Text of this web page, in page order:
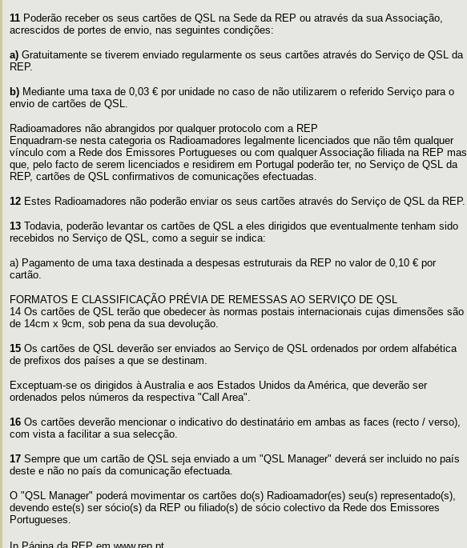
11 Poderão receber os seus cartões de QSL na Sede da REP ou através da sua Associação,
acrescidos de portes de envio, nas seguintes condições:
a) Gratuitamente se tiverem enviado regularmente os seus cartões através do Serviço de QSL da
REP.
b) Mediante uma taxa de 0,03 € por unidade no caso de não utilizarem o referido Serviço para o
envio de cartões de QSL.
Radioamadores não abrangidos por qualquer protocolo com a REP
Enquadram-se nesta categoria os Radioamadores legalmente licenciados que não têm qualquer
vínculo com a Rede dos Emissores Portugueses ou com qualquer Associação filiada na REP mas
que, pelo facto de serem licenciados e residirem em Portugal poderão ter, no Serviço de QSL da
REP, cartões de QSL confirmativos de comunicações efectuadas.
12 Estes Radioamadores não poderão enviar os seus cartões através do Serviço de QSL da REP.
13 Todavia, poderão levantar os cartões de QSL a eles dirigidos que eventualmente tenham sido
recebidos no Serviço de QSL, como a seguir se indica:
a) Pagamento de uma taxa destinada a despesas estruturais da REP no valor de 0,10 € por
cartão.
FORMATOS E CLASSIFICAÇÃO PRÉVIA DE REMESSAS AO SERVIÇO DE QSL
14 Os cartões de QSL terão que obedecer às normas postais internacionais cujas dimensões são
de 14cm x 9cm, sob pena da sua devolução.
15 Os cartões de QSL deverão ser enviados ao Serviço de QSL ordenados por ordem alfabética
de prefixos dos países a que se destinam.
Exceptuam-se os dirigidos à Australia e aos Estados Unidos da América, que deverão ser
ordenados pelos números da respectiva "Call Area".
16 Os cartões deverão mencionar o indicativo do destinatário em ambas as faces (recto / verso),
com vista a facilitar a sua selecção.
17 Sempre que um cartão de QSL seja enviado a um "QSL Manager" deverá ser incluido no país
deste e não no país da comunicação efectuada.
O "QSL Manager" poderá movimentar os cartões do(s) Radioamador(es) seu(s) representado(s),
devendo este(s) ser sócio(s) da REP ou filiado(s) de sócio colectivo da Rede dos Emissores
Portugueses.